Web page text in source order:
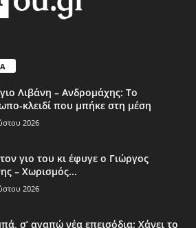
Λιβάνη – Ανδρομάχης: Το
κλειδί που μπήκε στη μέση
2026
γιο του κι έφυγε ο Γιώργος
– Χωρισμός...
2026
σ’ αγαπώ νέα επεισόδια: Χάνει το